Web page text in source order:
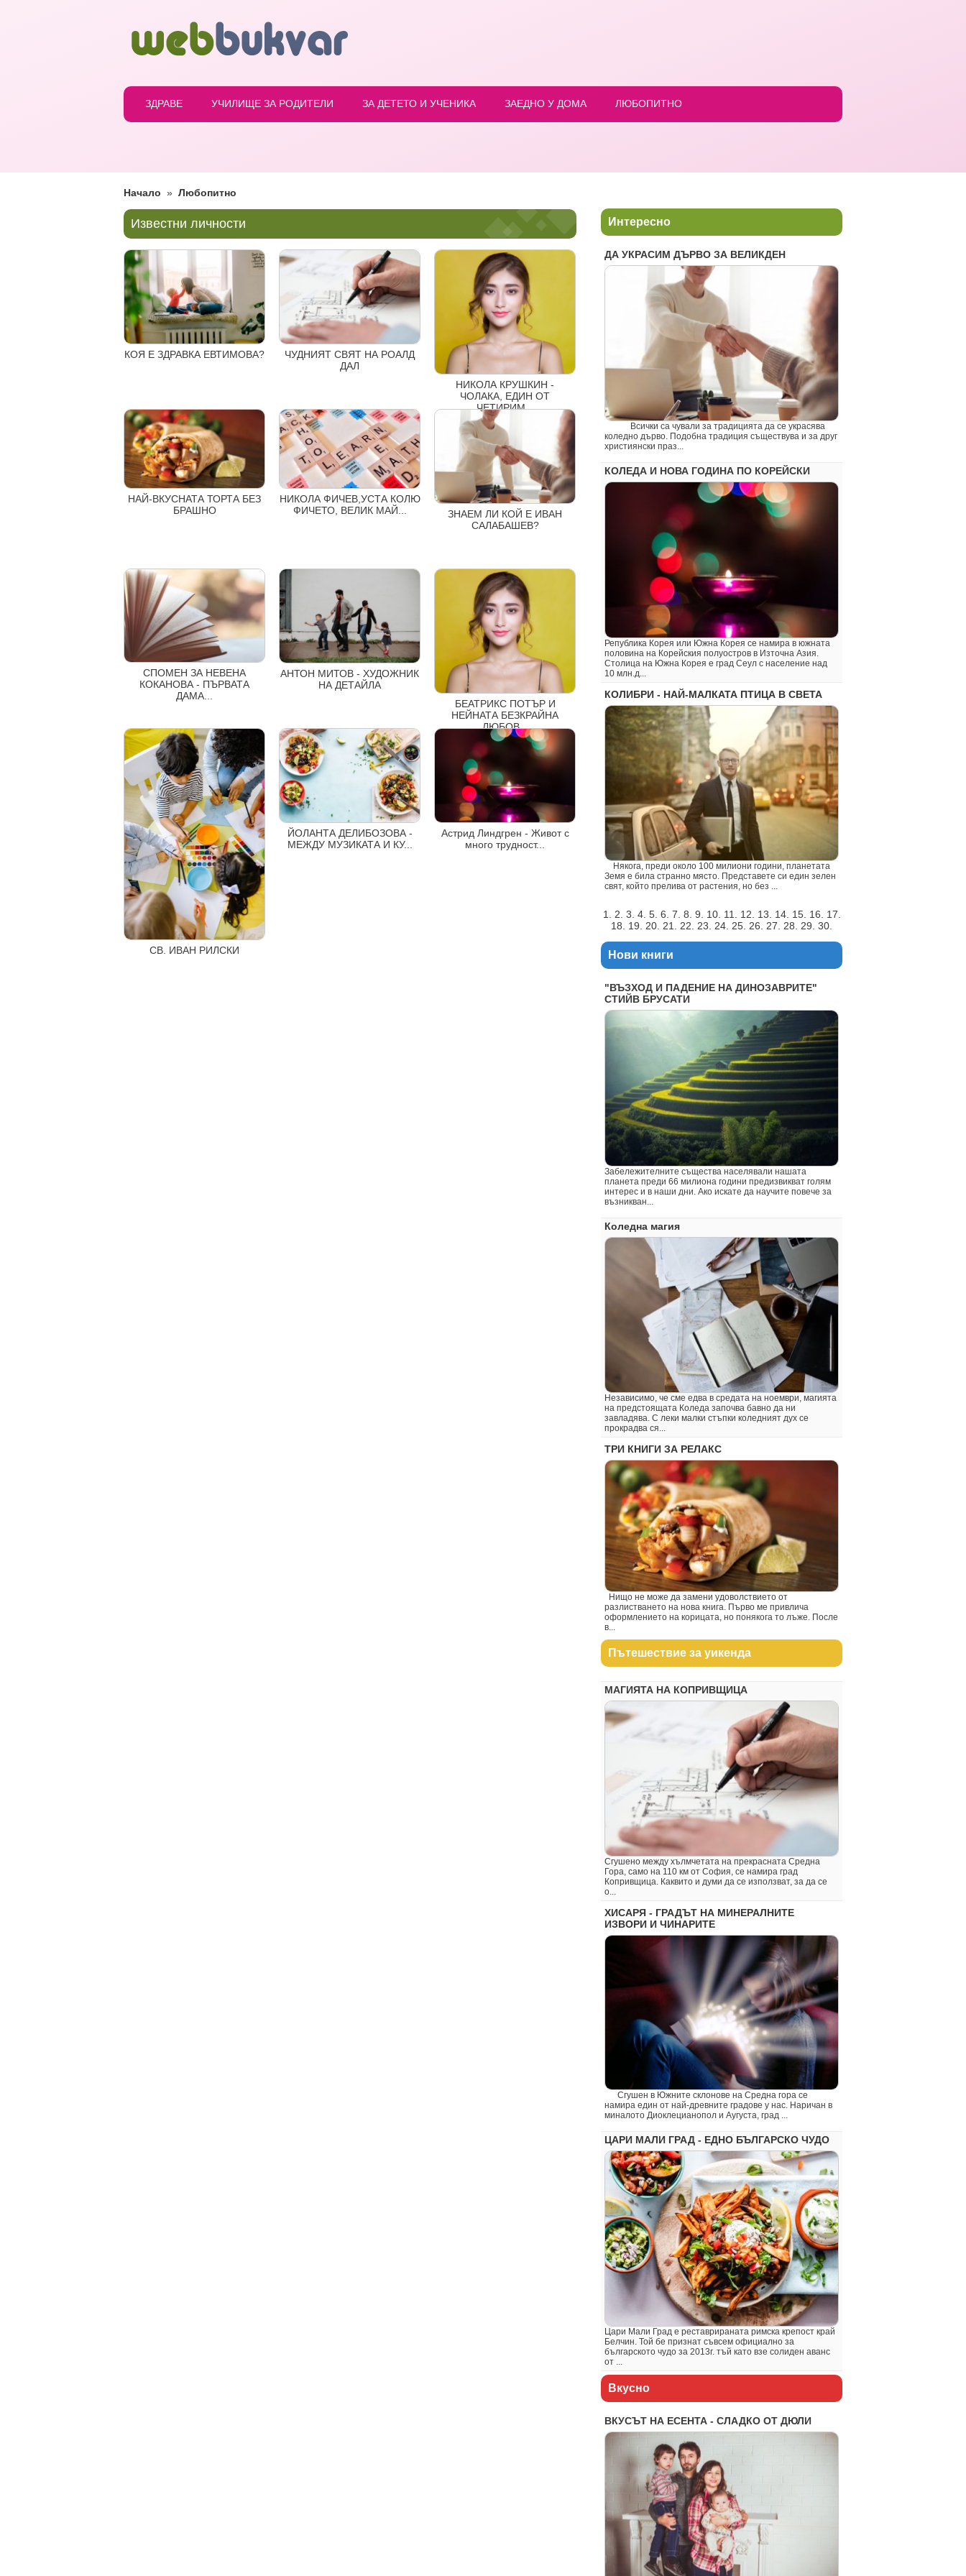
ЗДРАВЕ УЧИЛИЩЕ ЗА РОДИТЕЛИ ЗА ДЕТЕТО И УЧЕНИКА ЗАЕДНО У ДОМА ЛЮБОПИТНО
Начало » Любопитно
Известни личности
КОЯ Е ЗДРАВКА ЕВТИМОВА?
ЧУДНИЯТ СВЯТ НА РОАЛД
ДАЛ
НИКОЛА КРУШКИН -
ЧОЛАКА, ЕДИН ОТ
ЧЕТИРИМ...
НАЙ-ВКУСНАТА ТОРТА БЕЗ
БРАШНО
НИКОЛА ФИЧЕВ,УСТА КОЛЮ
ФИЧЕТО, ВЕЛИК МАЙ...
ЗНАЕМ ЛИ КОЙ Е ИВАН
САЛАБАШЕВ?
СПОМЕН ЗА НЕВЕНА
КОКАНОВА - ПЪРВАТА
ДАМА...
АНТОН МИТОВ - ХУДОЖНИК
НА ДЕТАЙЛА
БЕАТРИКС ПОТЪР И
НЕЙНАТА БЕЗКРАЙНА
ЛЮБОВ...
СВ. ИВАН РИЛСКИ
ЙОЛАНТА ДЕЛИБОЗОВА -
МЕЖДУ МУЗИКАТА И КУ...
Астрид Линдгрен - Живот с
много трудност...
Интересно
ДА УКРАСИМ ДЪРВО ЗА ВЕЛИКДЕН
Всички са чували за традицията да се украсява
коледно дърво. Подобна традиция съществува и за друг
християнски праз...
КОЛЕДА И НОВА ГОДИНА ПО КОРЕЙСКИ
Република Корея или Южна Корея се намира в южната
половина на Корейския полуостров в Източна Азия.
Столица на Южна Корея е град Сеул с население над
10 млн.д...
КОЛИБРИ - НАЙ-МАЛКАТА ПТИЦА В СВЕТА
Някога, преди около 100 милиони години, планетата
Земя е била странно място. Представете си един зелен
свят, който прелива от растения, но без ...
1. 2. 3. 4. 5. 6. 7. 8. 9. 10. 11. 12. 13. 14. 15. 16. 17.
18. 19. 20. 21. 22. 23. 24. 25. 26. 27. 28. 29. 30.
Нови книги
"ВЪЗХОД И ПАДЕНИЕ НА ДИНОЗАВРИТЕ"
СТИЙВ БРУСАТИ
Забележителните същества населявали нашата
планета преди 66 милиона години предизвикват голям
интерес и в наши дни. Ако искате да научите повече за
възникван...
Коледна магия
Независимо, че сме едва в средата на ноември, магията
на предстоящата Коледа започва бавно да ни
завладява. С леки малки стъпки коледният дух се
прокрадва ся...
ТРИ КНИГИ ЗА РЕЛАКС
Нищо не може да замени удоволствието от
разлистването на нова книга. Първо ме привлича
оформлението на корицата, но понякога то лъже. После
в...
Пътешествие за уикенда
МАГИЯТА НА КОПРИВЩИЦА
Сгушено между хълмчетата на прекрасната Средна
Гора, само на 110 км от София, се намира град
Копривщица. Каквито и думи да се използват, за да се
о...
ХИСАРЯ - ГРАДЪТ НА МИНЕРАЛНИТЕ
ИЗВОРИ И ЧИНАРИТЕ
Сгушен в Южните склонове на Средна гора се
намира един от най-древните градове у нас. Наричан в
миналото Диоклецианопол и Аугуста, град ...
ЦАРИ МАЛИ ГРАД - ЕДНО БЪЛГАРСКО ЧУДО
Цари Мали Град е реставрираната римска крепост край
Белчин. Той бе признат съвсем официално за
българското чудо за 2013г. тъй като взе солиден аванс
от ...
Вкусно
ВКУСЪТ НА ЕСЕНТА - СЛАДКО ОТ ДЮЛИ